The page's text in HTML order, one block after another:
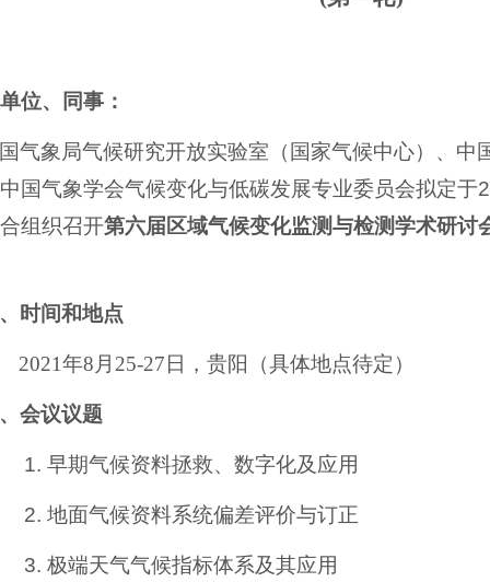
位、同事：
气象局气候研究开放实验室（国家气候中心）、中
国气象学会气候变化与低碳发展专业委员会拟定于
组织召开第六届区域气候变化监测与检测学术研讨
时间和地点
2021年8 月 25-27 日，贵阳（具体地点待定）
会议议题
1. 早期气候资料拯救、数字化及应用
2. 地面气候资料系统偏差评价与订正
3. 极端天气气候指标体系及其应用